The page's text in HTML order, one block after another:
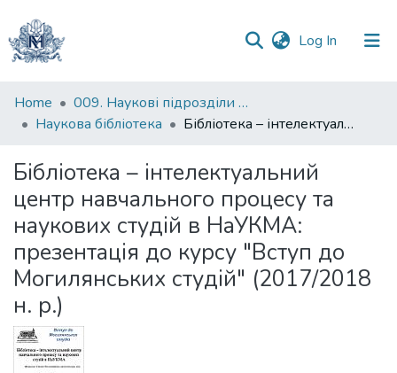
Log In (current)
Communities
&
All of DSpace
Statistics
Home
009. Наукові підрозділи НаУКМА
Наукова бібліотека
Бібліотека – інтелектуальний центр навчального процесу та наукових студій в НаУКМА: презентація до курсу "Вступ до Могилянських студій" (2017/2018 н. р.)
Бібліотека – інтелектуальний
центр навчального процесу та
наукових студій в НаУКМА:
презентація до курсу "Вступ до
Могилянських студій" (2017/2018
н. р.)